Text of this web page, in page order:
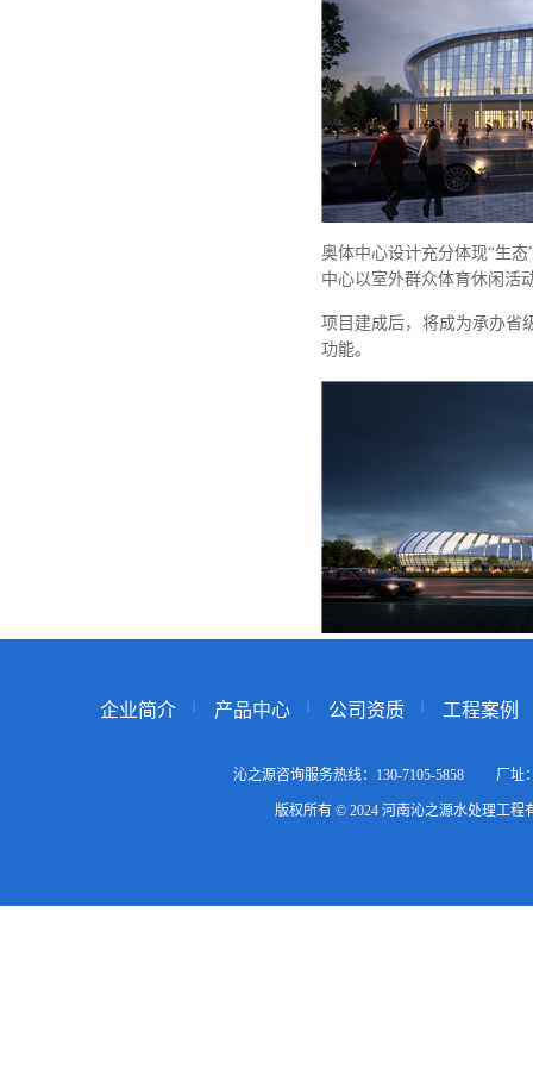
奥体中心设计充分体现“生
中心以室外群众体育休闲活
项目建成后，将成为承办省
功能。
企业简介 产品中心 公司资质 工程案例
沁之源咨询服务热线：130-7105-5858 厂
版权所有 © 2024 河南沁之源水处理工